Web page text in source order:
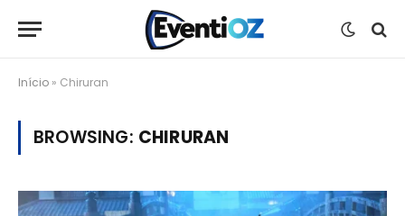
Início » Chiruran
BROWSING: CHIRURAN